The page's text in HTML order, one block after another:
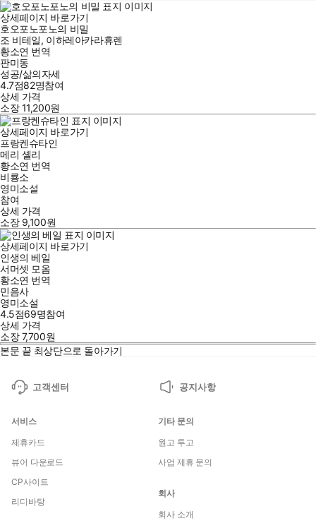
상세페이지 바로가기
호오포노포노의 비밀
조 비테일, 이하레아카라휴렌
황소연 번역
판미동
성공/삶의자세
4.7점82명참여
상세 가격
소장11,200원
상세페이지 바로가기
프랑켄슈타인
메리 셸리
황소연 번역
비룡소
영미소설
참여
상세 가격
소장 9,100원
상세페이지 바로가기
인생의 베일
서머셋 모옴
황소연 번역
민음사
영미소설
4.5점69명참여
상세 가격
소장7,700원
본문 끝 최상단으로 돌아가기
고객센터 공지사항
서비스
제휴카드
뷰어 다운로드
CP사이트
리디바탕
기타 문의
원고 투고
사업 제휴 문의
회사
회사 소개